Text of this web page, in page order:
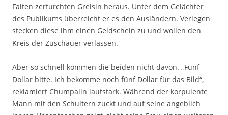
Falten zerfurchten Greisin heraus. Unter dem Gelächter
des Publikums überreicht er es den Ausländern. Verlegen
stecken diese ihm einen Geldschein zu und wollen den
Kreis der Zuschauer verlassen.
Aber so schnell kommen die beiden nicht davon. „Fünf
Dollar bitte. Ich bekomme noch fünf Dollar für das Bild“,
reklamiert Chumpalin lautstark. Während der korpulente
Mann mit den Schultern zuckt und auf seine angeblich